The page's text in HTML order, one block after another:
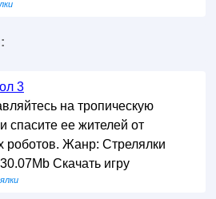
3
на тропическую
спасите ее жителей от
роботов. Жанр: Стрелялки
Скачать игру